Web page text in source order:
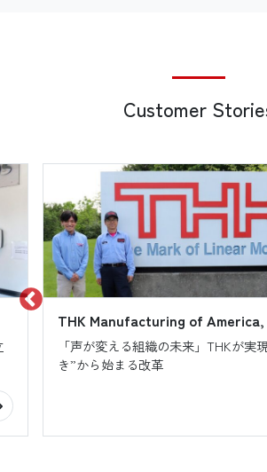
Customer
THK Manufacturing of America,
「声が変える組織の未来」THKが実
き”から始まる改革